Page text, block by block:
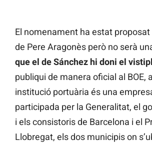
El nomenament ha estat proposat
de Pere Aragonès però no serà
que el de Sánchez hi doni el
publiqui de manera oficial al BOE,
institució portuària és una
participada per la Generalitat, el
i els consistoris de Barcelona i el
Llobregat, els dos municipis on